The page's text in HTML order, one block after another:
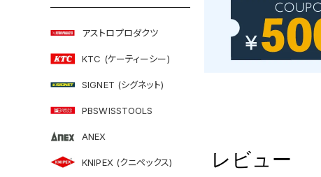
アストロプロダクツ
KTC (ケーティーシー)
SIGNET (シグネット)
PBSWISSTOOLS
ANEX
KNIPEX (クニペックス) レビュー